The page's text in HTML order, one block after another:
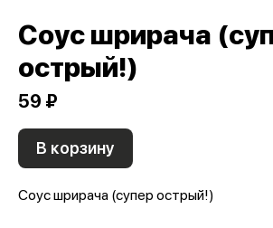
Соус шрирача
острый!)
59 ₽
В корзину
Соус шрирача (супер острый!)